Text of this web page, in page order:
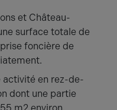
et Château-
surface totale de
foncière de
activité en rez-de-
dont une partie